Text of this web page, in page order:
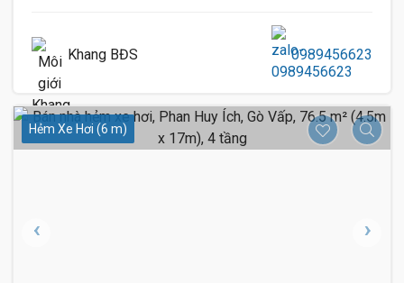
Khang BĐS 0989456623
Hẻm Xe Hơi (6 m)